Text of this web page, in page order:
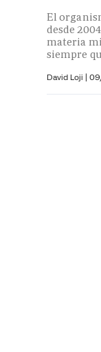
El
desde
materia
siempre
David Loji |